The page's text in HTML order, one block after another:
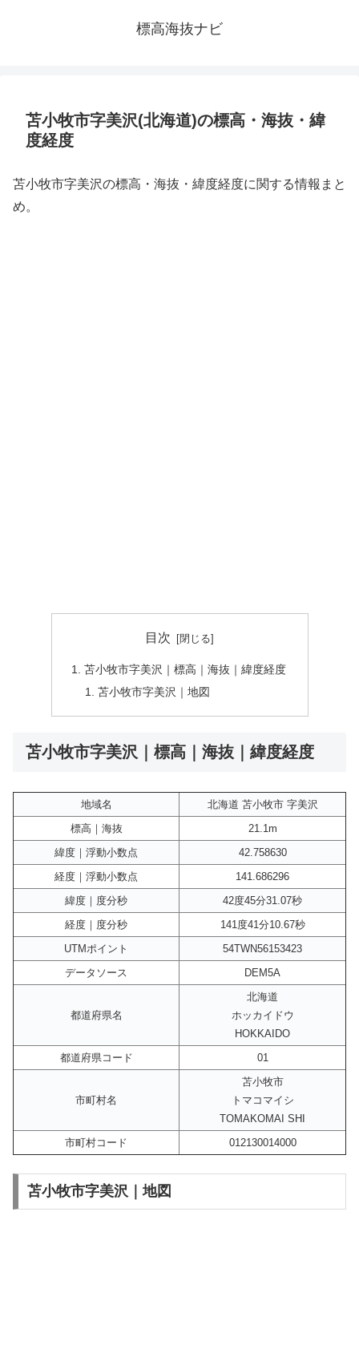
標高海抜ナビ
苫小牧市字美沢(北海道)の標高・海抜・緯
度経度
苫小牧市字美沢の標高・海抜・緯度経度に関する情報まと
め。
目次
苫小牧市字美沢｜標高｜海抜｜緯度経度
苫小牧市字美沢｜地図
苫小牧市字美沢｜標高｜海抜｜緯度経度
地域名
北海道 苫小牧市 字美沢
標高｜海抜
21.1m
緯度｜浮動小数点
42.758630
経度｜浮動小数点
141.686296
緯度｜度分秒
42度45分31.07秒
経度｜度分秒
141度41分10.67秒
UTMポイント
54TWN56153423
データソース
DEM5A
都道府県名
北海道
ホッカイドウ
HOKKAIDO
都道府県コード
01
市町村名
苫小牧市
トマコマイシ
TOMAKOMAI SHI
市町村コード
012130014000
苫小牧市字美沢｜地図